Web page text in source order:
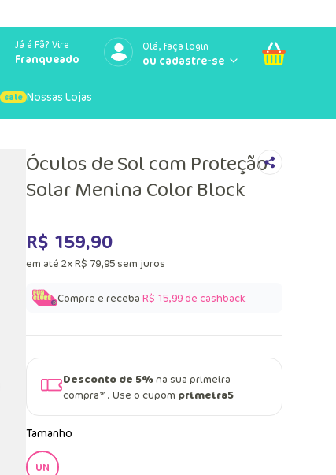
Já é Fã? Vire
Franqueado
Olá, faça login
Nossas Lojas
Óculos de Sol com Proteção
Solar Menina Color Block
R$ 159,90
em até 2xR$ 79,95 sem juros
Compre e receba R$ 15,99de cashback
Desconto de 5%na sua primeira
compra* . Use o cupom primeira5
Tamanho
UN